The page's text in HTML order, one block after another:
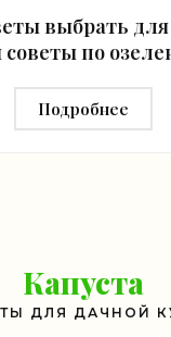
выбрать
советы по
Подробнее
Капуста
ДЛЯ ДАЧНОЙ